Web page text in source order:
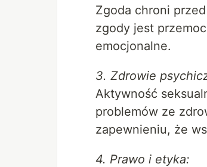
Zgoda chroni
zgody jest
emocjonalne.
3. Zdrowie
Aktywność
problemów ze
zapewnieniu, że
4. Prawo i etyka: